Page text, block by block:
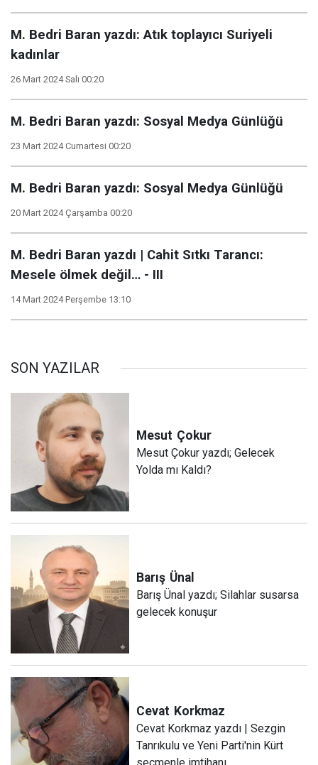
M. Bedri Baran yazdı: Atık toplayıcı Suriyeli
kadınlar
26 Mart 2024 Salı 00:20
M. Bedri Baran yazdı: Sosyal Medya Günlüğü
23 Mart 2024 Cumartesi 00:20
M. Bedri Baran yazdı: Sosyal Medya Günlüğü
20 Mart 2024 Çarşamba 00:20
M. Bedri Baran yazdı | Cahit Sıtkı Tarancı:
Mesele ölmek değil… - III
14 Mart 2024 Perşembe 13:10
SON YAZILAR
Mesut Çokur
Mesut Çokur yazdı; Gelecek
Yolda mı Kaldı?
Barış Ünal
Barış Ünal yazdı; Silahlar susarsa
gelecek konuşur
Cevat Korkmaz
Cevat Korkmaz yazdı | Sezgin
Tanrıkulu ve Yeni Parti'nin Kürt